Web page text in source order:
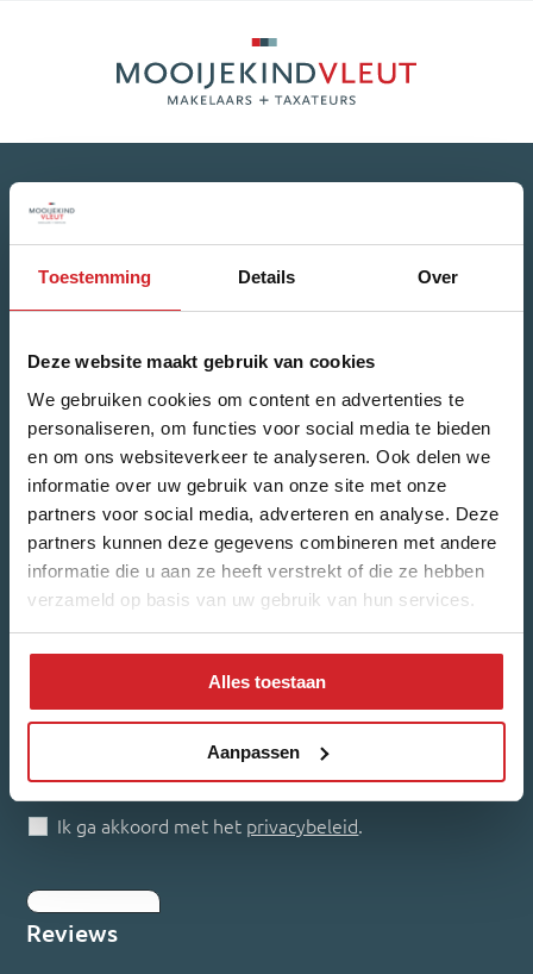
Toestemming Details Over
Deze website maakt gebruik van cookies
We gebruiken cookies om content en advertenties te
personaliseren, om functies voor social media te bieden
en om ons websiteverkeer te analyseren. Ook delen we
informatie over uw gebruik van onze site met onze
partners voor social media, adverteren en analyse. Deze
partners kunnen deze gegevens combineren met andere
informatie die u aan ze heeft verstrekt of die ze hebben
verzameld op basis van uw gebruik van hun services.
Alles toestaan
Aanpassen
huizenmarkt?
Achternaam
E-mailadres*
Ik ga akkoord met het privacybeleid.
Reviews